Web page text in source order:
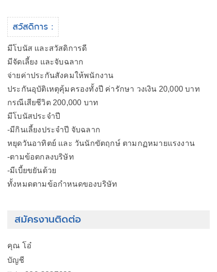
สวัสดิการ :
มีโบนัส และสวัสดิการดี
มีจัดเลี้ยง และจับฉลาก
จ่ายค่าประกันสังคมให้พนักงาน
ประกันอุบัติเหตุคุ้มครองทั้งปี ค่ารักษา วงเงิน 20,000 บาท
กรณีเสียชีวิต 200,000 บาท
มีโบนัสประจำปี
-มีกินเลี้ยงประจำปี จับฉลาก
หยุดวันอาทิตย์ และ วันนักขัตฤกษ์ ตามกฏหมายแรงงาน
-ตามข้อตกลงบริษัท
-มีเบี้ยขยันด้วย
ทั้งหมดตามข้อกำหนดของบริษัท
สมัครงานติดต่อ
คุณ โอ๋
บัญชี